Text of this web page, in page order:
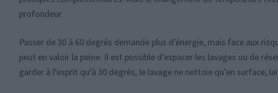
profondeur.
Passer de 30 à 60 degrés demande plus d’énergie, mais face aux
peut en valoir la peine. Il est possible d’espacer les lavages ou de
garder à l’esprit qu’à 30 degrés, le lavage ne nettoie qu’en surface,